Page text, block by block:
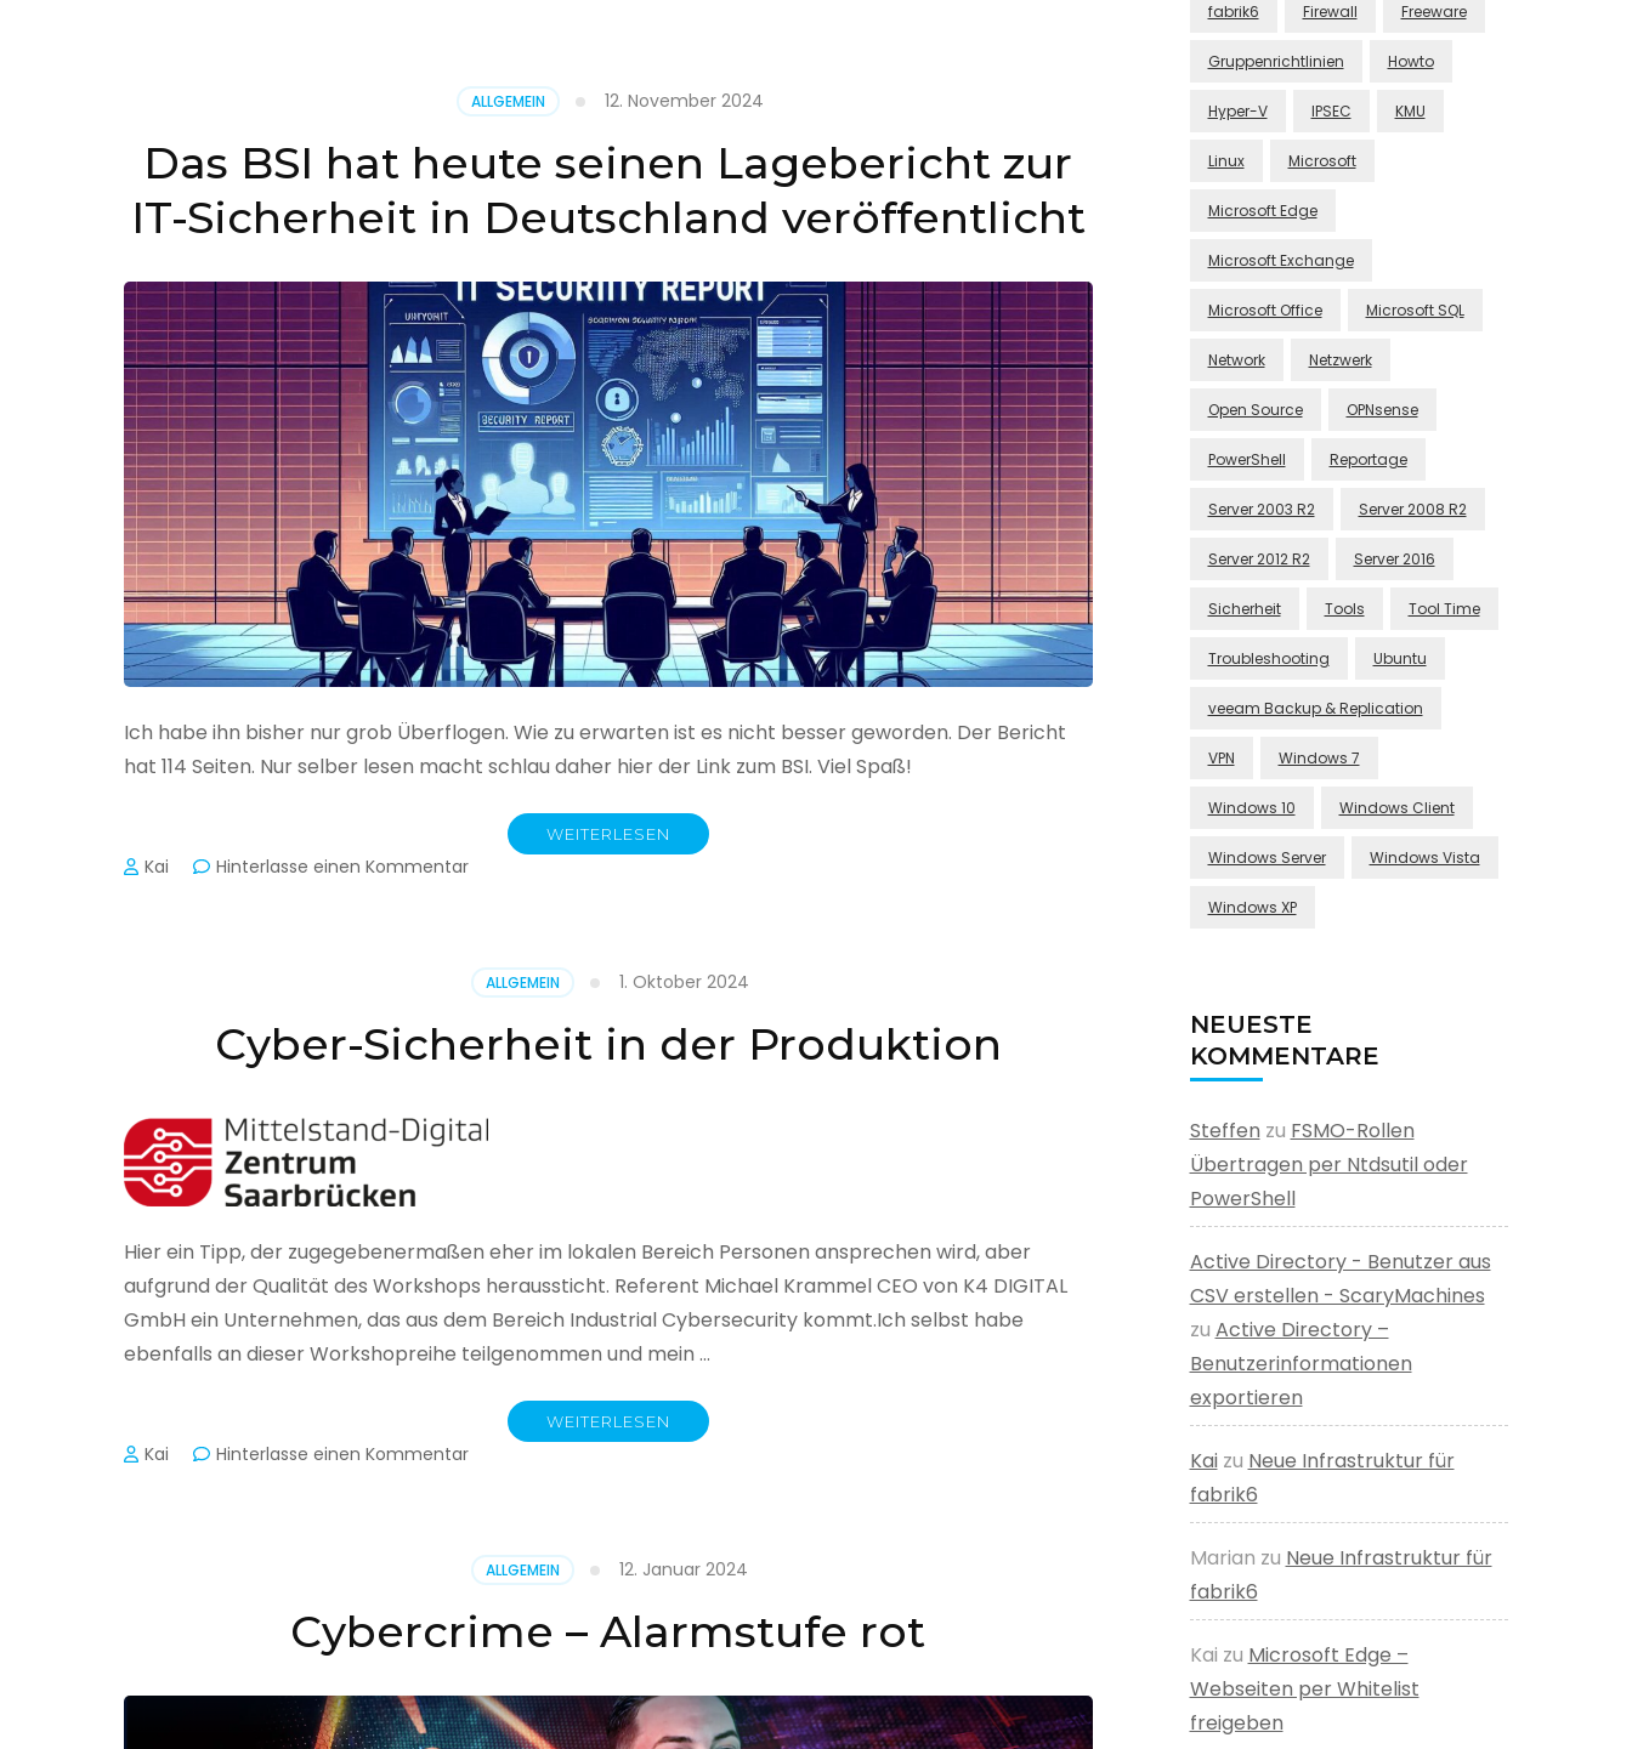
Benutzer
aus
erstellen
ALLGEMEIN 12. November 2024
Das BSI hat heute seinen Lagebericht zur
IT-Sicherheit in Deutschland veröffentlicht
Ich habe ihn bisher nur grob Überflogen. Wie zu erwarten ist es nicht besser geworden. Der Bericht
hat 114 Seiten. Nur selber lesen macht schlau daher hier der Link zum BSI. Viel Spaß!
WEITERLESEN
Kai Hinterlasse einen Kommentarzu
heute
seinen
zur
in
Deutschland
ALLGEMEIN 1. Oktober 2024
Cyber-Sicherheit in der Produktion
Hier ein Tipp, der zugegebenermaßen eher im lokalen Bereich Personen ansprechen wird, aber
aufgrund der Qualität des Workshops heraussticht. Referent Michael Krammel CEO von K4 DIGITAL
GmbH ein Unternehmen, das aus dem Bereich Industrial Cybersecurity kommt.Ich selbst habe
ebenfalls an dieser Workshopreihe teilgenommen und mein …
WEITERLESEN
Kai Hinterlasse einen Kommentarzu
der
Produktion
ALLGEMEIN 12. Januar 2024
Cybercrime – Alarmstufe rot
fabrik6 Firewall Freeware
Gruppenrichtlinien Howto
Hyper-V IPSEC KMU
Linux Microsoft
Microsoft Edge
Microsoft Exchange
Microsoft Office Microsoft SQL
Network Netzwerk
Open Source OPNsense
PowerShell Reportage
Server 2003 R2 Server 2008 R2
Server 2012 R2 Server 2016
Sicherheit Tools Tool Time
Troubleshooting Ubuntu
veeam Backup & Replication
VPN Windows 7
Windows 10 Windows Client
Windows Server Windows Vista
Windows XP
NEUESTE
KOMMENTARE
Steffen zu FSMO-Rollen
Übertragen per Ntdsutil oder
PowerShell
Active Directory - Benutzer aus
CSV erstellen - ScaryMachines
zu Active Directory –
Benutzerinformationen
exportieren
Kaizu Neue Infrastruktur für
fabrik6
Marian zu Neue Infrastruktur für
fabrik6
Kai zu Microsoft Edge –
Webseiten per Whitelist
freigeben